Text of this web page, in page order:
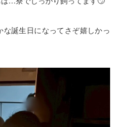
誕生日になってさぞ嬉しかっ